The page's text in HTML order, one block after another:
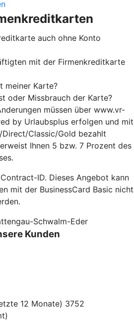
auch ohne Konto
mit der Firmenkreditkarte
meiner Karte?
oder Missbrauch der Karte?
müssen über www.vr-
by Urlaubsplus erfolgen und mit
Direct/Classic/Gold bezahlt
Ihnen 5 bzw. 7 Prozent des
ID. Dieses Angebot kann
mit der BusinessCard Basic nicht
Schwalm-Eder
Kunden
12 Monate) 3752